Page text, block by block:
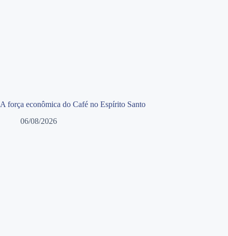
A força econômica do Café no Espírito Santo
06/08/2026